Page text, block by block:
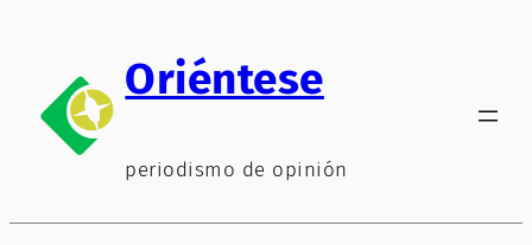
contenido
Oriéntese
periodismo de opinión